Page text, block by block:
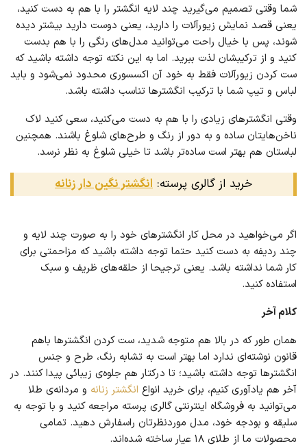
شما وقتی تصمیم می‌گیرید چند لایه انگشتر را با هم به دست کنید،
یعنی قصد نمایش زیورآلات را دارید، یعنی دوست دارید بیشتر دیده
شوند، پس با خیال راحت می‌توانید مدل‌های رنگی را با هم بدست
کنید و از ترکیبشان لذت ببرید. اما به این نکته توجه داشته باشید که
ست کردن زیورآلات فقط به خود آن اکسسوری محدود نمی‌شود و باید
لباس و تیپ شما با ترکیب انگشترها تناسب داشته باشد.
وقتی انگشترهای زیادی را با هم به دست می‌کنید، سعی کنید لاک
ناخن‌هایتان ساده و به دور از رنگ و طرح‌های شلوغ باشند. همچنین
لباستان هم بهتر است ساده‌تر باشد تا خیلی شلوغ به نظر نرسد.
خرید از گالری پرسته: انگشتر نگین دار زنانه
اگر می‌خواهید در محل کار انگشترهای خود را به صورت چند لایه و
چند ردیفه به دست کنید حتما توجه داشته باشید که مزاحمتی برای
کار شما نداشته باشد. یعنی ترجیحا از حلقه‌های ظریف و سبک
استفاده کنید.
کلام آخر
همان طور که در بالا هم متوجه شدید، ست کردن انگشترها باهم
قانون نوشته‌ای ندارد اما بهتر است به تشابه رنگ، طرح و جنس
انگشترها توجه داشته باشید؛ تا درکتار هم جلوه‌ی زیبائی پیدا کنند. در
آخر هم یادآوری کنیم، برای خرید انواع انگشتر زنانه و مردانه‌ی طلا
می‌توانید به فروشگاه اینترنتی گالری پرسته مراجعه کنید و با توجه به
سلیقه و بودجه خود، مدل موردنظرتان راسفارش دهید. تمامی
محصولات ما از طلای ۱۸ عیار ساخته شده‌اند.